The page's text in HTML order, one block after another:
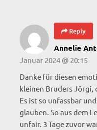
Reply
Annelie
Januar 2024 @ 20:15
Danke für diesen
kleinen Bruders Jörgi,
Es ist so unfassbar
glauben. So aus dem
unfair. 3 Tage zuvor